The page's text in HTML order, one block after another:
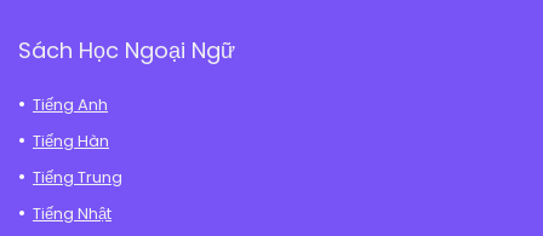
Sách Học Ngoại Ngữ
Tiếng Anh
Tiếng Hàn
Tiếng Trung
Tiếng Nhật